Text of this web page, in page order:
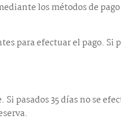
los métodos de
para efectuar el pago. Si
pasados 35 días no se